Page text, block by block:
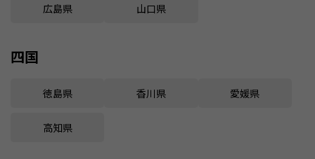
広島県 山口県
四国
徳島県 香川県 愛媛県
高知県